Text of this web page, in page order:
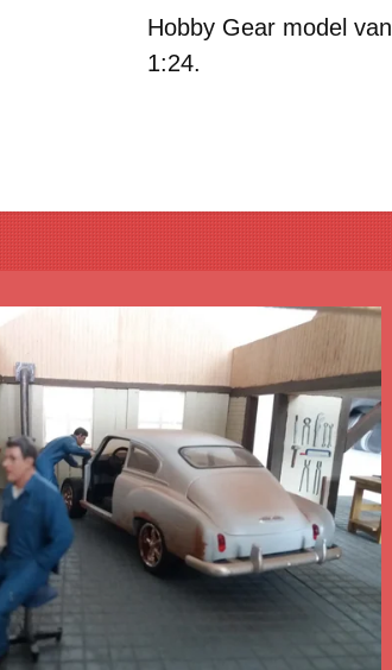
Hobby Gear model van
1:24.